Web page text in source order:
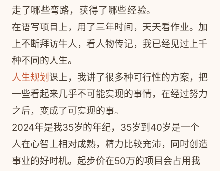
走了哪些弯路，获得了哪些经验。
在语写项目上，用了三年时间，天天看作业。加
上不断拜访牛人，看人物传记，我已经见过上千
种不同的人生。
人生规划 课上，我讲了很多种可行性的方案，把
一些看起来几乎不可能实现的事情，在经过努力
之后，变成了可实现的事。
2024年是我35岁的年纪，35岁到40岁是一个
人在心智上相对成熟，精力比较充沛，同时创造
事业的好时机。起步价在50万的项目会占用我